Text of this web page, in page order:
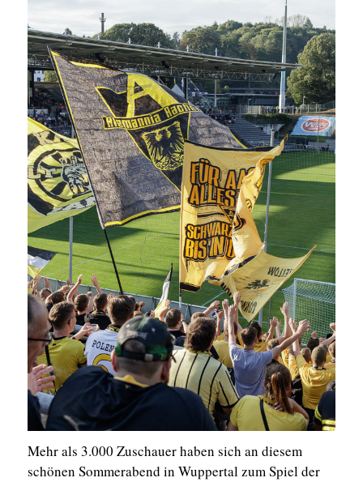
Mehr als 3.000 Zuschauer haben sich an diesem
schönen Sommerabend in Wuppertal zum Spiel der